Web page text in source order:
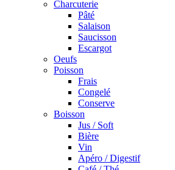
Charcuterie
Pâté
Salaison
Saucisson
Escargot
Oeufs
Poisson
Frais
Congelé
Conserve
Boisson
Jus / Soft
Bière
Vin
Apéro / Digestif